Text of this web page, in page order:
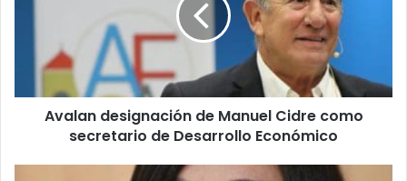
secretario
Desarrollo
Económico
Avalan designación de Manuel Cidre como
secretario de Desarrollo Económico